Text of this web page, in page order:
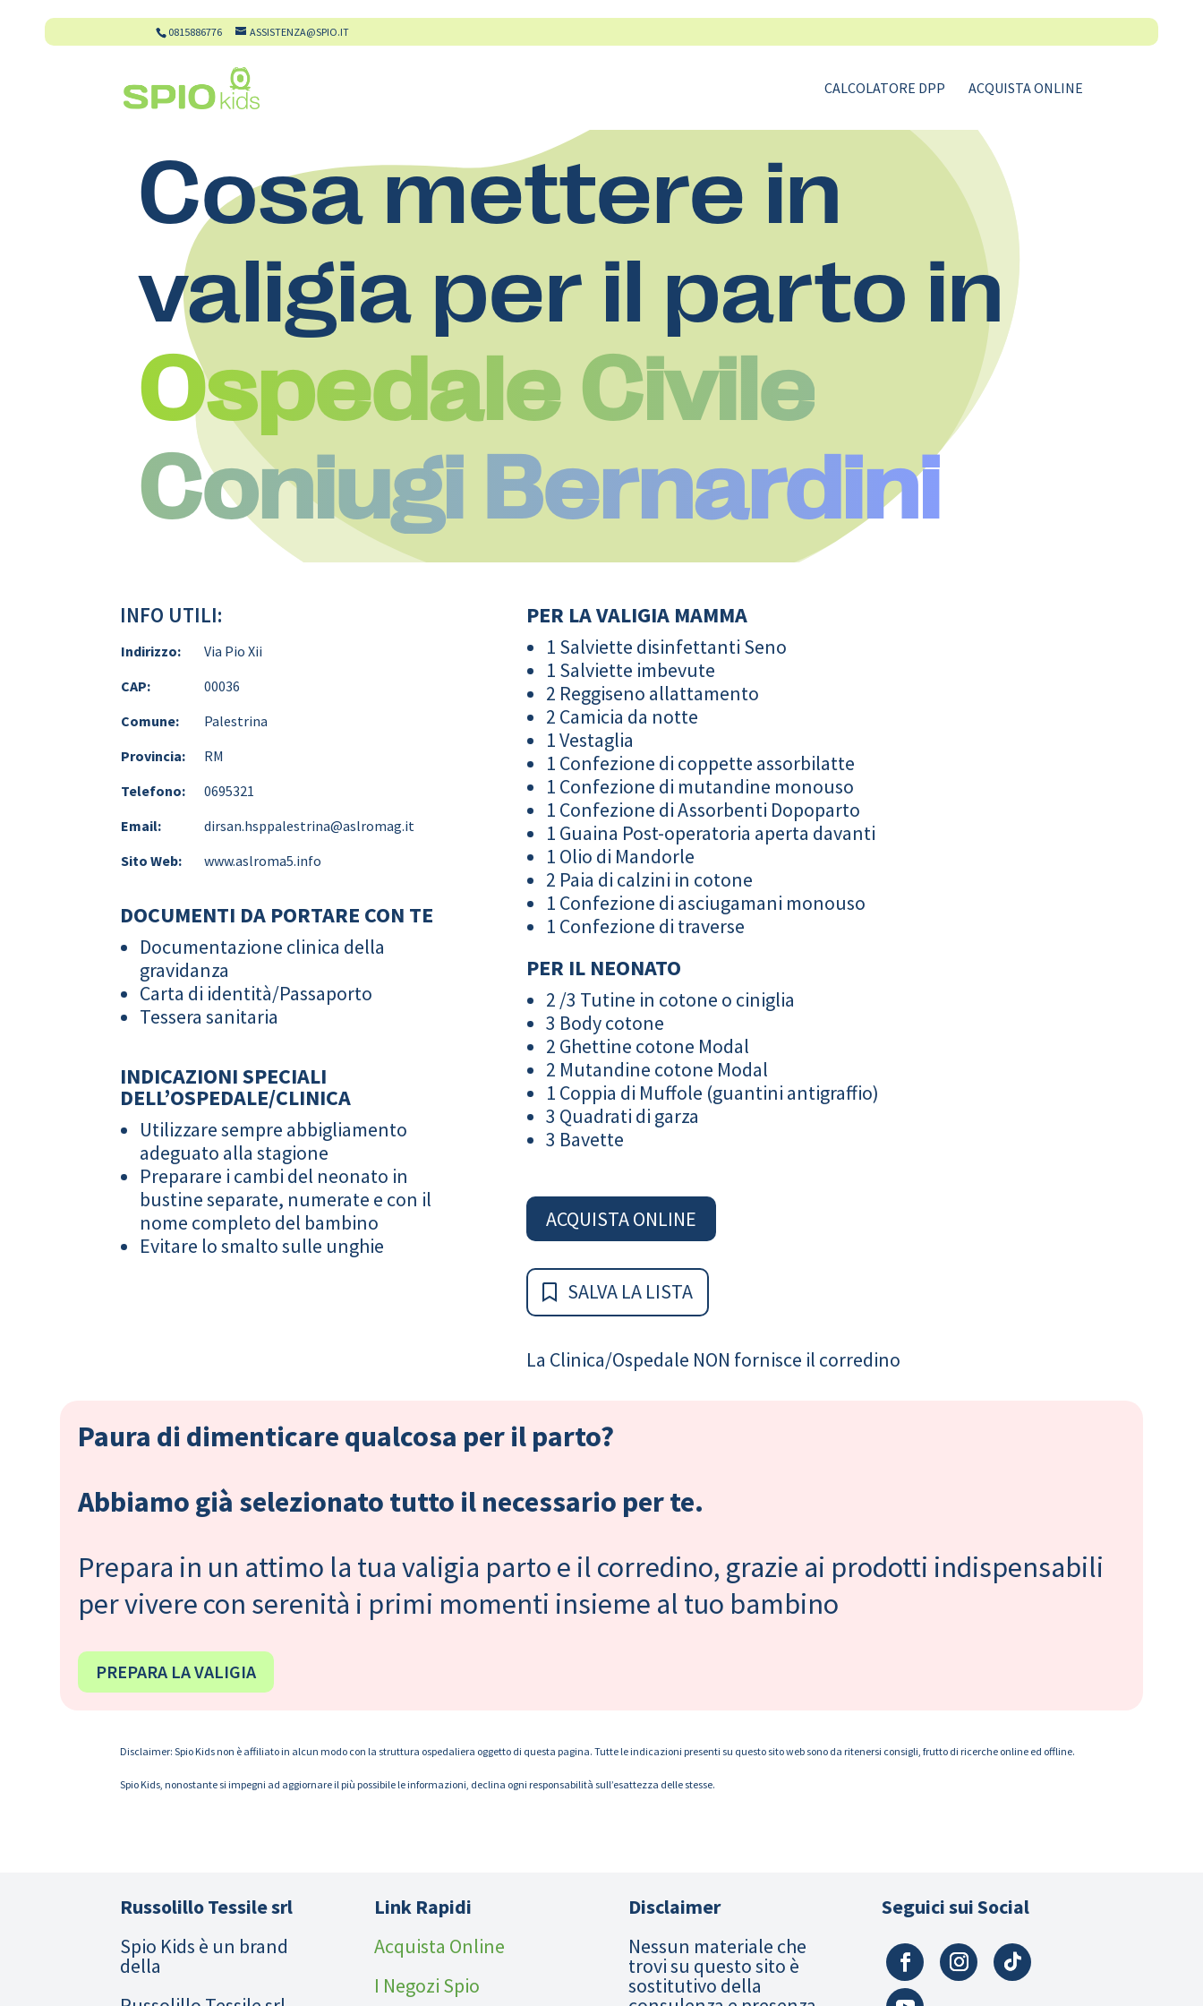
0815886776 ASSISTENZA@SPIO.IT
CALCOLATORE DPP ACQUISTA ONLINE
Cosa mettere in
valigia per il parto in
Ospedale Civile
Coniugi Bernardini
INFO UTILI:
Indirizzo:
Via Pio Xii
CAP:
00036
Comune:
Palestrina
Provincia:
RM
Telefono:
0695321
Email:
dirsan.hsppalestrina@aslromag.it
Sito Web:
www.aslroma5.info
DOCUMENTI DA PORTARE CON TE
Documentazione clinica della
gravidanza
Carta di identità/Passaporto
Tessera sanitaria
INDICAZIONI SPECIALI
DELL’OSPEDALE/CLINICA
Utilizzare sempre abbigliamento
adeguato alla stagione
Preparare i cambi del neonato in
bustine separate, numerate e con il
nome completo del bambino
Evitare lo smalto sulle unghie
PER LA VALIGIA MAMMA
1 Salviette disinfettanti Seno
1 Salviette imbevute
2 Reggiseno allattamento
2 Camicia da notte
1 Vestaglia
1 Confezione di coppette assorbilatte
1 Confezione di mutandine monouso
1 Confezione di Assorbenti Dopoparto
1 Guaina Post-operatoria aperta davanti
1 Olio di Mandorle
2 Paia di calzini in cotone
1 Confezione di asciugamani monouso
1 Confezione di traverse
PER IL NEONATO
2 /3 Tutine in cotone o ciniglia
3 Body cotone
2 Ghettine cotone Modal
2 Mutandine cotone Modal
1 Coppia di Muffole (guantini antigraffio)
3 Quadrati di garza
3 Bavette
ACQUISTA ONLINE
SALVA LA LISTA
La Clinica/Ospedale NON fornisce il corredino
Paura di dimenticare qualcosa per il parto?
Abbiamo già selezionato tutto il necessario per te.
Prepara in un attimo la tua valigia parto e il corredino, grazie ai prodotti indispensabili
per vivere con serenità i primi momenti insieme al tuo bambino
PREPARA LA VALIGIA
Disclaimer: Spio Kids non è affiliato in alcun modo con la struttura ospedaliera oggetto di questa pagina. Tutte le indicazioni presenti su questo sito web sono da ritenersi consigli, frutto di ricerche online ed offline.
Spio Kids, nonostante si impegni ad aggiornare il più possibile le informazioni, declina ogni responsabilità sull’esattezza delle stesse.
Russolillo Tessile srl
Spio Kids è un brand
della
Link Rapidi
Acquista Online
I Negozi Spio
Disclaimer
Nessun materiale che
trovi su questo sito è
sostitutivo della
Seguici sui Social